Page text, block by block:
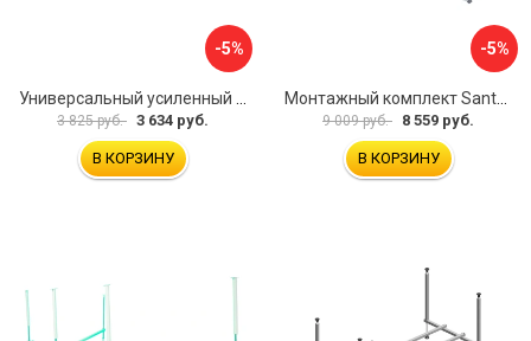
-5%
3 825 руб. 3 634 руб.
В КОРЗИНУ
-5%
9 009 руб. 8 559 руб.
В КОРЗИНУ